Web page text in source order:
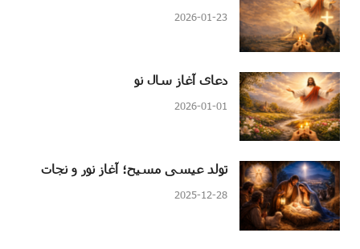
2026-01-23
دعای آغاز سال نو
2026-01-01
تولد عیسی مسیح؛ آغاز نور و نجات
2025-12-28